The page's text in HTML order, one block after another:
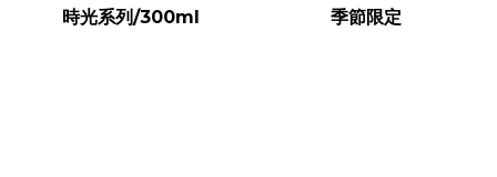
時光系列/300ml 季節限定